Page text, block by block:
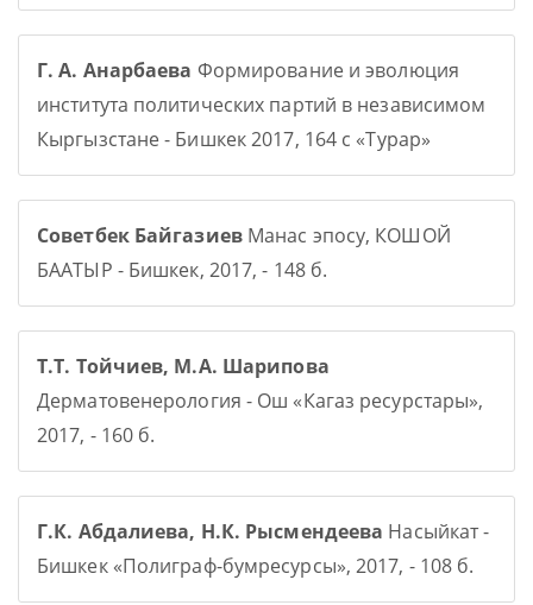
Г. А. Анарбаева Формирование и эволюция
института политических партий в независимом
Кыргызстане - Бишкек 2017, 164 с «Турар»
Советбек БайгазиевМанас эпосу, КОШОЙ
БААТЫР - Бишкек, 2017, - 148 б.
Т.Т. Тойчиев, М.А. Шарипова
Дерматовенерология - Ош «Кагаз ресурстары»,
2017, - 160 б.
Г.К. Абдалиева, Н.К. Рысмендеева Насыйкат -
Бишкек «Полиграф-бумресурсы», 2017, - 108 б.